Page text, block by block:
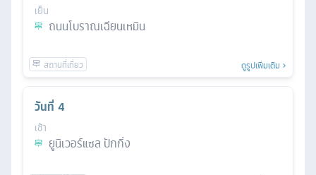
เย็น
ถนนโบราณเฉียนเหมิน
ดูรูปเพิ่มเติม
วันที่ 4
เช้า
ยูนิเวอร์แซล ปักกิ่ง